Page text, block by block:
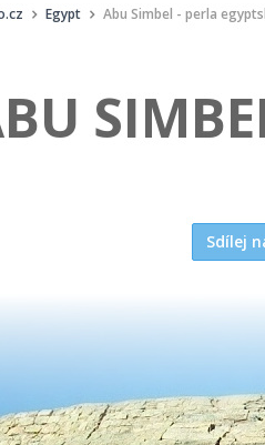
Egypt Abu Simbel - perla
Sdílej